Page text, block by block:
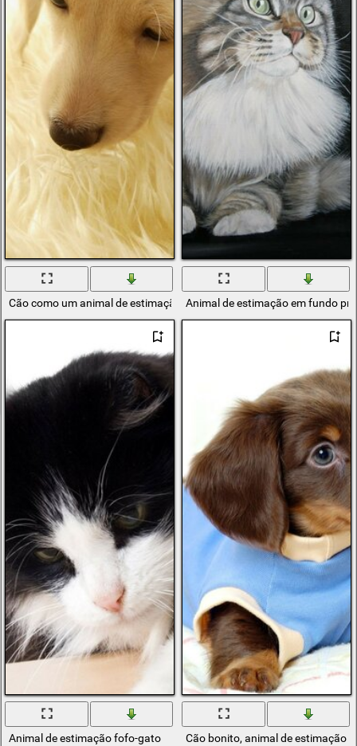
Cão como um animal de estimação bonitoAnimal de estimação em fundo
Animal de estimação fofo-gato Cão bonito, animal de estimação